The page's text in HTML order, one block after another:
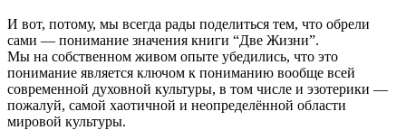
И вот, потому, мы всегда рады поделиться тем, что обрели
сами — понимание значения книги “Две Жизни”.
Мы на собственном живом опыте убедились, что это
понимание является ключом к пониманию вообще всей
современной духовной культуры, в том числе и эзотерики —
пожалуй, самой хаотичной и неопределённой области
мировой культуры.